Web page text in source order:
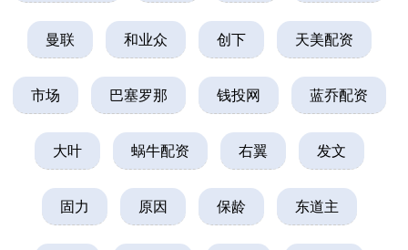
曼联 和业众 创下 天美配资
市场 巴塞罗那 钱投网 蓝乔配资
大叶 蜗牛配资 右翼 发文
固力 原因 保龄 东道主